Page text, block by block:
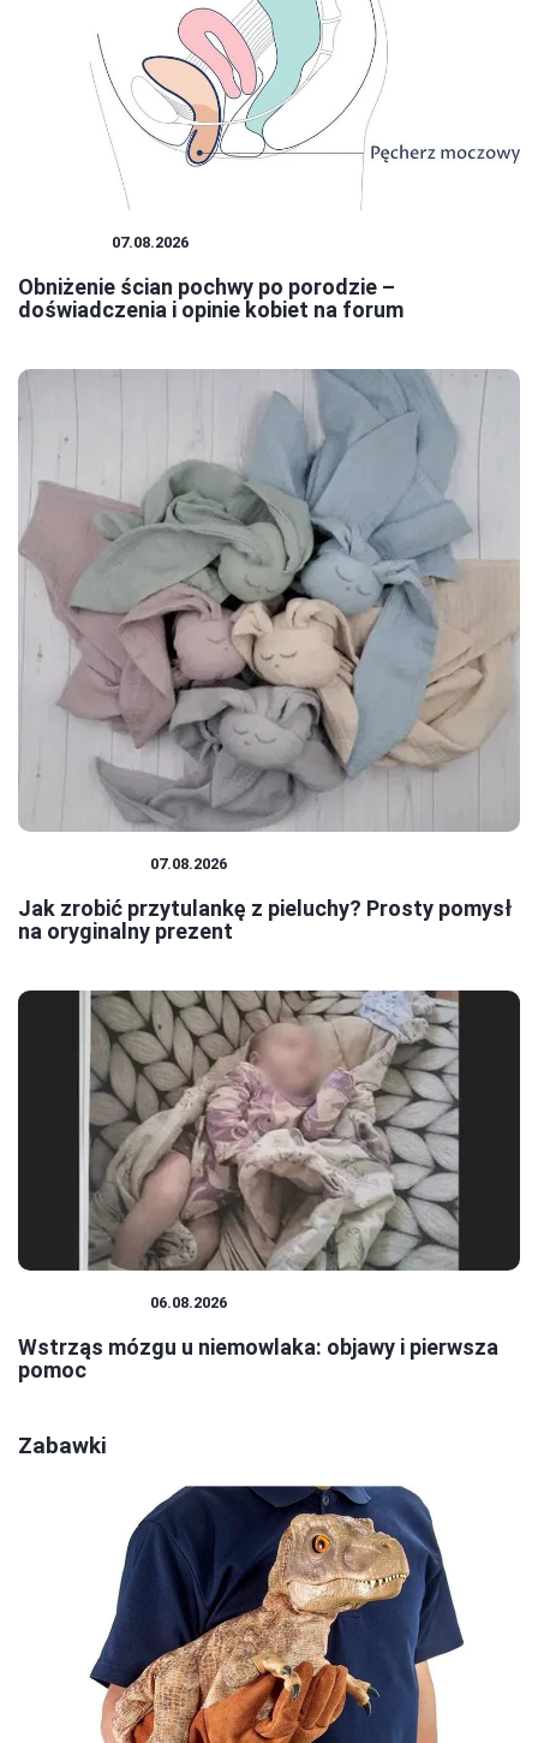
07.08.2026
Obniżenie ścian pochwy po porodzie –
doświadczenia i opinie kobiet na forum
07.08.2026
Jak zrobić przytulankę z pieluchy? Prosty pomysł
na oryginalny prezent
06.08.2026
Wstrząs mózgu u niemowlaka: objawy i pierwsza
pomoc
Zabawki